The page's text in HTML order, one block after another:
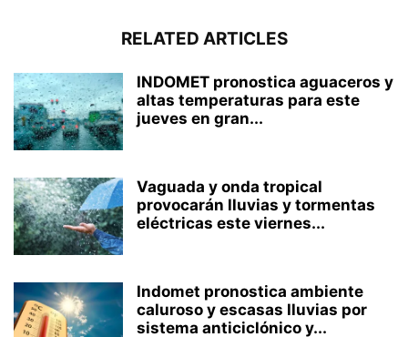
RELATED ARTICLES
INDOMET pronostica aguaceros y
altas temperaturas para este
jueves en gran...
Vaguada y onda tropical
provocarán lluvias y tormentas
eléctricas este viernes...
Indomet pronostica ambiente
caluroso y escasas lluvias por
sistema anticiclónico y...